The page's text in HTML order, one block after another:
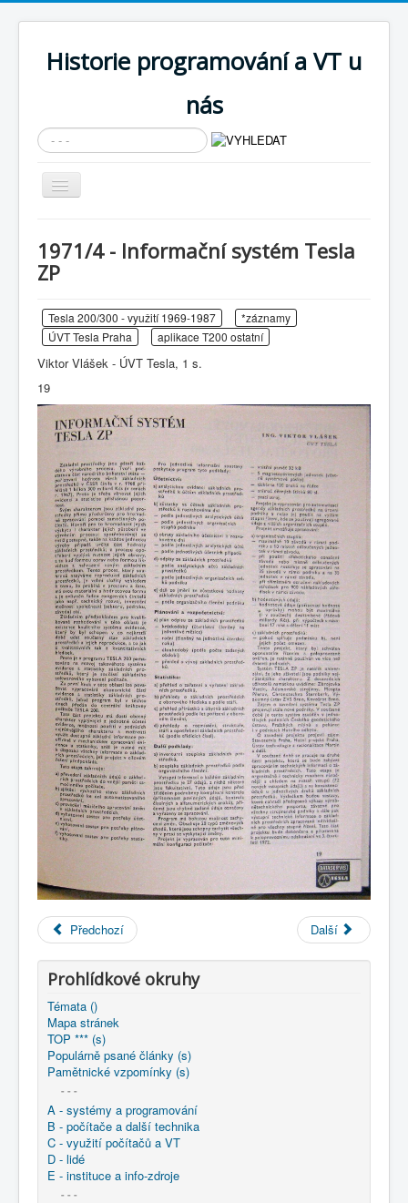
Historie programování a VT u
nás
Vyhledávání...
Přepnout
navigaci
Cíle expozice
Současnost SW a IT
COBOL
O nás
Úvod
M - virtuální sbírka TM v Brně
větší souhrnné komplety
Dataservis - zpravodaj ÚVT Tesla
Dataservis ÚVTT 1969-1973
1971/4
1971/4 - Informační systém Tesla ZP
1971/4 - Informační systém Tesla
ZP
Tesla 200/300 - využití 1969-1987
*záznamy
ÚVT Tesla Praha
aplikace T200 ostatní
Viktor Vlášek - ÚVT Tesla, 1 s.
19
Předchozí Další
Prohlídkové okruhy
Témata ()
Mapa stránek
TOP *** (s)
Populárně psané články (s)
Pamětnické vzpomínky (s)
- - -
A - systémy a programování
B - počítače a další technika
C - využití počítačů a VT
D - lidé
E - instituce a info-zdroje
- - -